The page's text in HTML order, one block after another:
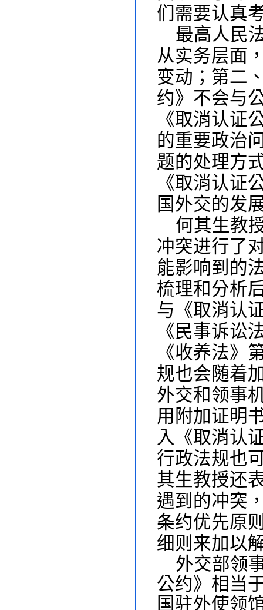
们需要认真
最高人民
从实务层面
变动；第二
约》不会与
《取消认证
的重要政治
题的处理方
《取消认证
国外交的发
何其生教
冲突进行了
能影响到的
梳理和分析
与《取消认
《民事诉讼
《收养法》
规也会随着
外交和领事
用附加证明
入《取消认
行政法规也
其生教授还
遇到的冲突
条约优先原
细则来加以
外交部领
公约》相当
国驻外使领